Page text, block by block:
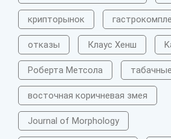
крипторынок
отказы Клаус Хенш
Роберта Метсола
восточная коричневая змея
Journal of Morphology